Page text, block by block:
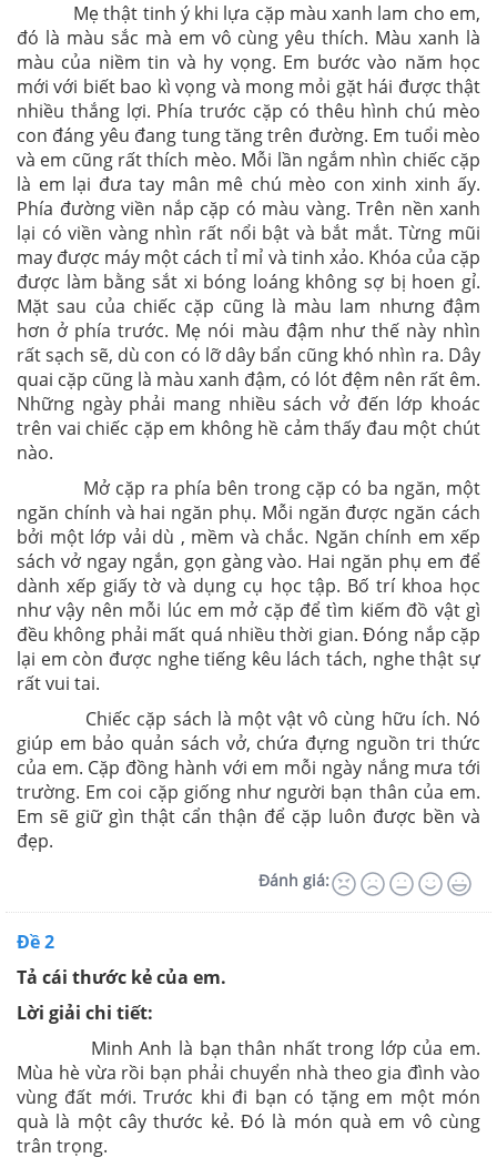
Mẹ thật tinh ý khi lựa cặp màu xanh lam cho em,
đó là màu sắc mà em vô cùng yêu thích. Màu xanh là
màu của niềm tin và hy vọng. Em bước vào năm học
mới với biết bao kì vọng và mong mỏi gặt hái được thật
nhiều thắng lợi. Phía trước cặp có thêu hình chú mèo
con đáng yêu đang tung tăng trên đường. Em tuổi mèo
và em cũng rất thích mèo. Mỗi lần ngắm nhìn chiếc cặp
là em lại đưa tay mân mê chú mèo con xinh xinh ấy.
Phía đường viền nắp cặp có màu vàng. Trên nền xanh
lại có viền vàng nhìn rất nổi bật và bắt mắt. Từng mũi
may được máy một cách tỉ mỉ và tinh xảo. Khóa của cặp
được làm bằng sắt xi bóng loáng không sợ bị hoen gỉ.
Mặt sau của chiếc cặp cũng là màu lam nhưng đậm
hơn ở phía trước. Mẹ nói màu đậm như thế này nhìn
rất sạch sẽ, dù con có lỡ dây bẩn cũng khó nhìn ra. Dây
quai cặp cũng là màu xanh đậm, có lót đệm nên rất êm.
Những ngày phải mang nhiều sách vở đến lớp khoác
trên vai chiếc cặp em không hề cảm thấy đau một chút
nào.
Mở cặp ra phía bên trong cặp có ba ngăn, một
ngăn chính và hai ngăn phụ. Mỗi ngăn được ngăn cách
bởi một lớp vải dù , mềm và chắc. Ngăn chính em xếp
sách vở ngay ngắn, gọn gàng vào. Hai ngăn phụ em để
dành xếp giấy tờ và dụng cụ học tập. Bố trí khoa học
như vậy nên mỗi lúc em mở cặp để tìm kiếm đồ vật gì
đều không phải mất quá nhiều thời gian. Đóng nắp cặp
lại em còn được nghe tiếng kêu lách tách, nghe thật sự
rất vui tai.
Chiếc cặp sách là một vật vô cùng hữu ích. Nó
giúp em bảo quản sách vở, chứa đựng nguồn tri thức
của em. Cặp đồng hành với em mỗi ngày nắng mưa tới
trường. Em coi cặp giống như người bạn thân của em.
Em sẽ giữ gìn thật cẩn thận để cặp luôn được bền và
đẹp.
Đánh giá:
Đề 2
Tả cái thước kẻ của em.
Lời giải chi tiết:
Minh Anh là bạn thân nhất trong lớp của em.
Mùa hè vừa rồi bạn phải chuyển nhà theo gia đình vào
vùng đất mới. Trước khi đi bạn có tặng em một món
quà là một cây thước kẻ. Đó là món quà em vô cùng
trân trọng.